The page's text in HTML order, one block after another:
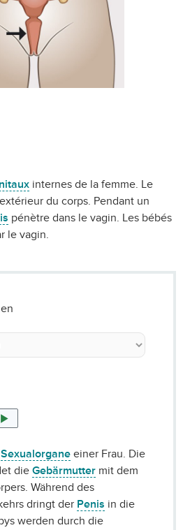
internes de la femme. Le
du corps. Pendant un
pénètre dans le vagin. Les bébés
le vagin.
Sexualorgane einer Frau. Die
die Gebärmutter mit dem
Während des
dringt der Penis in die
werden durch die